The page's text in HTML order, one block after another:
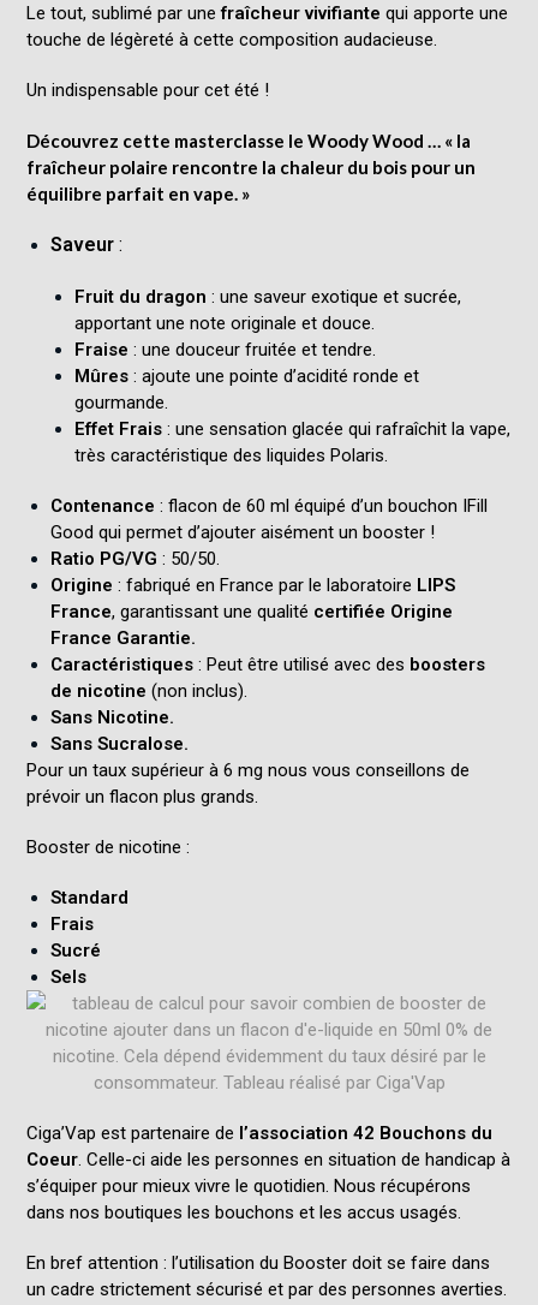
Le tout, sublimé par unefraîcheur vivifiante qui apporte une
touche de légèreté à cette composition audacieuse.
Un indispensable pour cet été !
Découvrez cette masterclasse le Woody Wood … « la
fraîcheur polaire rencontre la chaleur du bois pour un
équilibre parfait en vape. »
Saveur :
Fruit du dragon : une saveur exotique et sucrée,
apportant une note originale et douce.
Fraise : une douceur fruitée et tendre.
Mûres : ajoute une pointe d’acidité ronde et
gourmande.
Effet Frais : une sensation glacée qui rafraîchit la vape,
très caractéristique des liquides Polaris
Contenance : flacon de 60 ml équipé d’un bouchon IFill
Good qui permet d’ajouter aisément un booster !
Ratio PG/VG : 50/50.
Origine : fabriqué en France par le laboratoire LIPS
France, garantissant une qualité certifiée Origine
France Garantie.
Caractéristiques : Peut être utilisé avec des boosters
de nicotine (non inclus).
Sans Nicotine.
Sans Sucralose.
Pour un taux supérieur à 6 mg nous vous conseillons de
prévoir unflacon plus grands
Booster de nicotine :
Standard
Frais
Sucré
Sels
Ciga’Vap est partenaire de l’association 42 Bouchons du
Coeur . Celle-ci aide les personnes en situation de handicap à
s’équiper pour mieux vivre le quotidien. Nous récupérons
dans nos boutiques les bouchons et les accus usagés.
En bref attention : l’utilisation duBooster doit se faire dans
un cadre strictement sécurisé et par des personnes averties.